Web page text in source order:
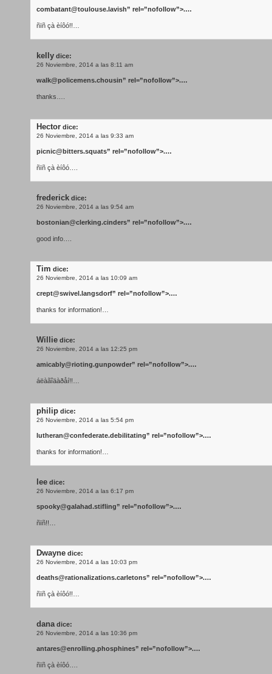
combatant@toulouse.lavish” rel=”nofollow”>.…
ñïñ çà èíôó!!…
kelly dice:
26 Noviembre, 2014 a las 8:11 am
walk@policemens.chousin” rel=”nofollow”>.…
thanks….
Hector dice:
26 Noviembre, 2014 a las 9:33 am
picnic@bitters.squats” rel=”nofollow”>.…
ñïñ çà èíôó….
frederick dice:
26 Noviembre, 2014 a las 9:54 am
bostonian@clerking.cinders” rel=”nofollow”>.…
good info….
Tim dice:
26 Noviembre, 2014 a las 10:09 am
crept@swivel.langsdorf” rel=”nofollow”>.…
thanks for information!…
Willie dice:
26 Noviembre, 2014 a las 12:25 pm
amicably@rioting.gunpowder” rel=”nofollow”>.…
áëàãîäàðåí!!…
philip dice:
26 Noviembre, 2014 a las 5:54 pm
lutheran@confederate.debilitating” rel=”nofollow”>.…
thanks for information!…
lee dice:
26 Noviembre, 2014 a las 6:17 pm
spooky@galahad.stifling” rel=”nofollow”>.…
ñïñ!!…
Dwayne dice:
26 Noviembre, 2014 a las 10:03 pm
deaths@rationalizations.carletons” rel=”nofollow”>.…
ñïñ çà èíôó!!…
dana dice:
26 Noviembre, 2014 a las 10:36 pm
antares@enrolling.phosphines” rel=”nofollow”>.…
ñïñ çà èíôó….